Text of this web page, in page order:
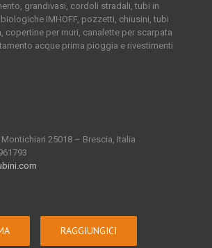
grandivasi, cordoli stradali, tubi in
IMHOFF, pozzetti, chiusini, tubi
copertine per muri, canalette per scarpata
acque prima pioggia e rivestimenti
25018 – Brescia, Italia
RAGGIUNGICI